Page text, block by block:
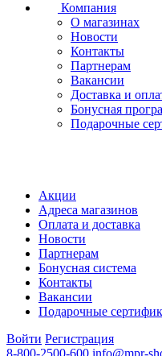
Компания
О магазинах
Новости
Контакты
Партнерам
Вакансии
Доставка и
Бонусная
Подарочные
Акции
Адреса магазинов
Оплата и доставка
Новости
Партнерам
Бонусная система
Контакты
Вакансии
Подарочные
Войти Регистрация
8-800-2500-600 info@mpr-